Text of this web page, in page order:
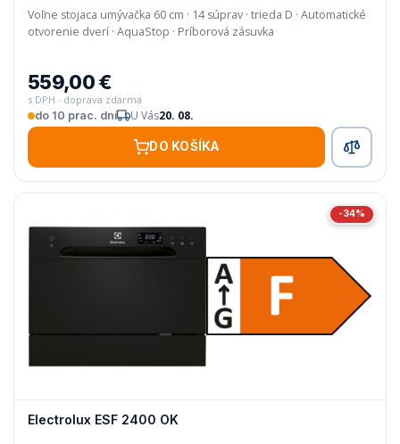
Voľne stojaca umývačka 60 cm · 14 súprav · trieda D · Automatické
otvorenie dverí · AquaStop · Príborová zásuvka
559,00 €
s DPH · doprava zdarma
do 10 prac. dní
U Vás20. 08.
DO KOŠÍKA
-34%
Electrolux ESF 2400 OK